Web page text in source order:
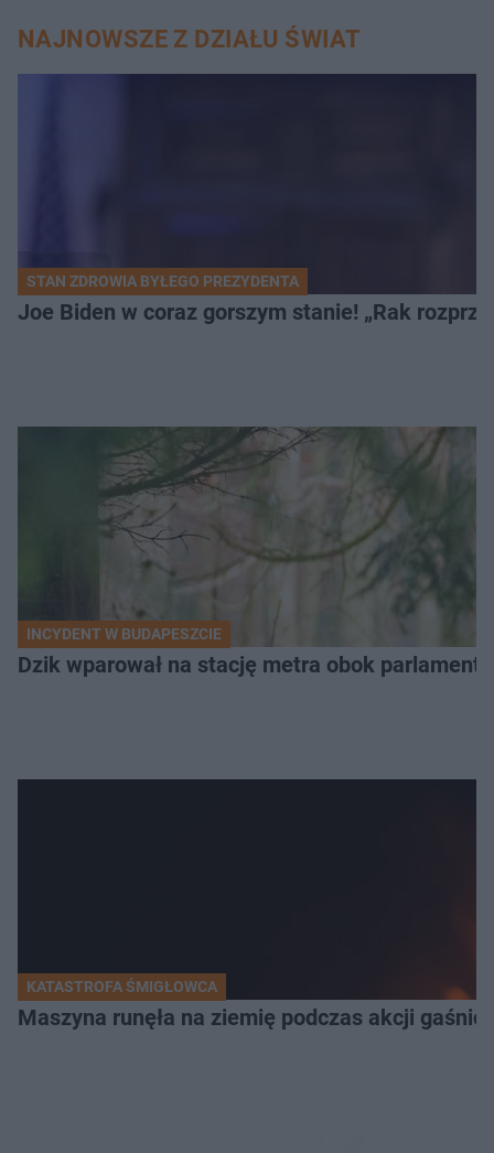
NAJNOWSZE Z DZIAŁU ŚWIAT
STAN ZDROWIA BYŁEGO PREZYDENTA
Joe Biden w coraz gorszym stanie! „Rak
INCYDENT W BUDAPESZCIE
Dzik wparował na stację metra obok
KATASTROFA ŚMIGŁOWCA
Maszyna runęła na ziemię podczas akcji